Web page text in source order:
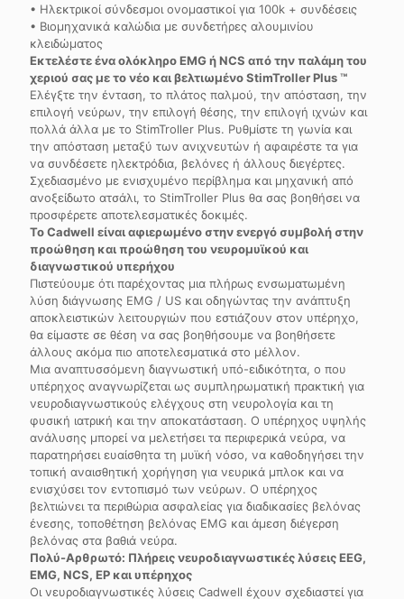
• Ηλεκτρικοί σύνδεσμοι ονομαστικοί για 100k + συνδέσεις
• Βιομηχανικά καλώδια με συνδετήρες αλουμινίου
κλειδώματος
Εκτελέστε ένα ολόκληρο EMG ή NCS από την παλάμη του
χεριού σας με το νέο και βελτιωμένο StimTroller Plus ™
Ελέγξτε την ένταση, το πλάτος παλμού, την απόσταση, την
επιλογή νεύρων, την επιλογή θέσης, την επιλογή ιχνών και
πολλά άλλα με το StimTroller Plus. Ρυθμίστε τη γωνία και
την απόσταση μεταξύ των ανιχνευτών ή αφαιρέστε τα για
να συνδέσετε ηλεκτρόδια, βελόνες ή άλλους διεγέρτες.
Σχεδιασμένο με ενισχυμένο περίβλημα και μηχανική από
ανοξείδωτο ατσάλι, το StimTroller Plus θα σας βοηθήσει να
προσφέρετε αποτελεσματικές δοκιμές.
Το Cadwell είναι αφιερωμένο στην ενεργό συμβολή στην
προώθηση και προώθηση του νευρομυϊκού και
διαγνωστικού υπερήχου
Πιστεύουμε ότι παρέχοντας μια πλήρως ενσωματωμένη
λύση διάγνωσης EMG / US και οδηγώντας την ανάπτυξη
αποκλειστικών λειτουργιών που εστιάζουν στον υπέρηχο,
θα είμαστε σε θέση να σας βοηθήσουμε να βοηθήσετε
άλλους ακόμα πιο αποτελεσματικά στο μέλλον.
Μια αναπτυσσόμενη διαγνωστική υπό-ειδικότητα, ο που
υπέρηχος αναγνωρίζεται ως συμπληρωματική πρακτική για
νευροδιαγνωστικούς ελέγχους στη νευρολογία και τη
φυσική ιατρική και την αποκατάσταση. Ο υπέρηχος υψηλής
ανάλυσης μπορεί να μελετήσει τα περιφερικά νεύρα, να
παρατηρήσει ευαίσθητα τη μυϊκή νόσο, να καθοδηγήσει την
τοπική αναισθητική χορήγηση για νευρικά μπλοκ και να
ενισχύσει τον εντοπισμό των νεύρων. Ο υπέρηχος
βελτιώνει τα περιθώρια ασφαλείας για διαδικασίες βελόνας
ένεσης, τοποθέτηση βελόνας EMG και άμεση διέγερση
βελόνας στα βαθιά νεύρα.
Πολύ-Αρθρωτό: Πλήρεις νευροδιαγνωστικές λύσεις EEG,
EMG, NCS, EP και υπέρηχος
Οι νευροδιαγνωστικές λύσεις Cadwell έχουν σχεδιαστεί για